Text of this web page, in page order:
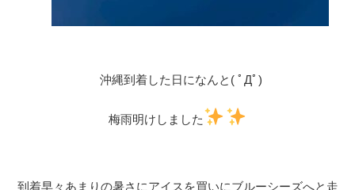
沖縄到着した日になんと( ﾟДﾟ)
梅雨明けしました
到着早々あまりの暑さにアイスを買いにブルーシーズへと走